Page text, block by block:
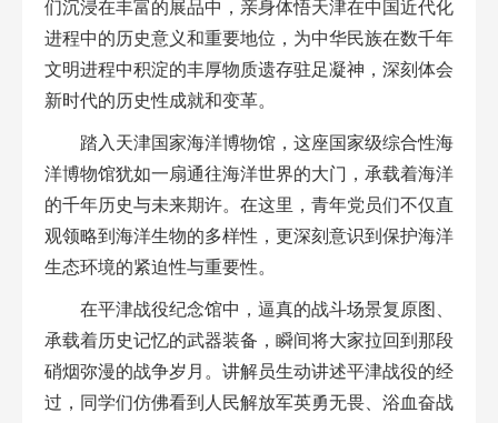
们沉浸在丰富的展品中，亲身体悟天津在中国近代化
进程中的历史意义和重要地位，为中华民族在数千年
文明进程中积淀的丰厚物质遗存驻足凝神，深刻体会
新时代的历史性成就和变革。
踏入天津国家海洋博物馆，这座国家级综合性海
洋博物馆犹如一扇通往海洋世界的大门，承载着海洋
的千年历史与未来期许。在这里，青年党员们不仅直
观领略到海洋生物的多样性，更深刻意识到保护海洋
生态环境的紧迫性与重要性。
在平津战役纪念馆中，逼真的战斗场景复原图、
承载着历史记忆的武器装备，瞬间将大家拉回到那段
硝烟弥漫的战争岁月。讲解员生动讲述平津战役的经
过，同学们仿佛看到人民解放军英勇无畏、浴血奋战